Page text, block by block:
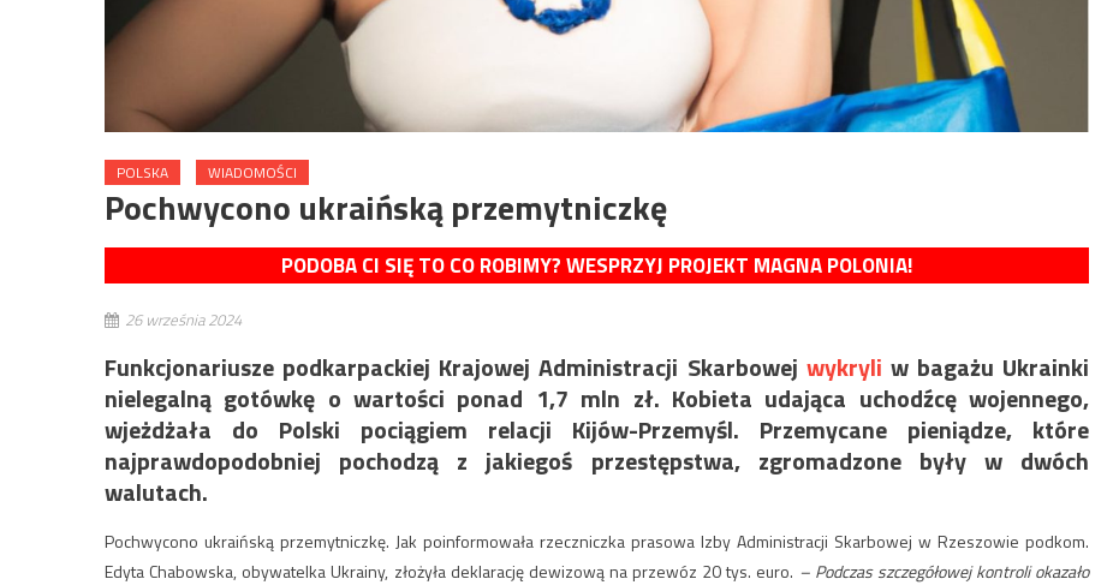
POLSKA WIADOMOŚCI
Pochwycono ukraińską przemytniczkę
PODOBA CI SIĘ TO CO ROBIMY? WESPRZYJ PROJEKT MAGNA POLONIA!
26 września 2024
Funkcjonariusze podkarpackiej Krajowej Administracji Skarbowej wykryli w bagażu Ukrainki
nielegalną gotówkę o wartości ponad 1,7 mln zł. Kobieta udająca uchodźcę wojennego,
wjeżdżała do Polski pociągiem relacji Kijów-Przemyśl. Przemycane pieniądze, które
najprawdopodobniej pochodzą z jakiegoś przestępstwa, zgromadzone były w dwóch
walutach.
Pochwycono ukraińską przemytniczkę. Jak poinformowała rzeczniczka prasowa Izby Administracji Skarbowej w Rzeszowie podkom.
Edyta Chabowska, obywatelka Ukrainy, złożyła deklarację dewizową na przewóz 20 tys. euro. – Podczas szczegółowej kontroli okazało